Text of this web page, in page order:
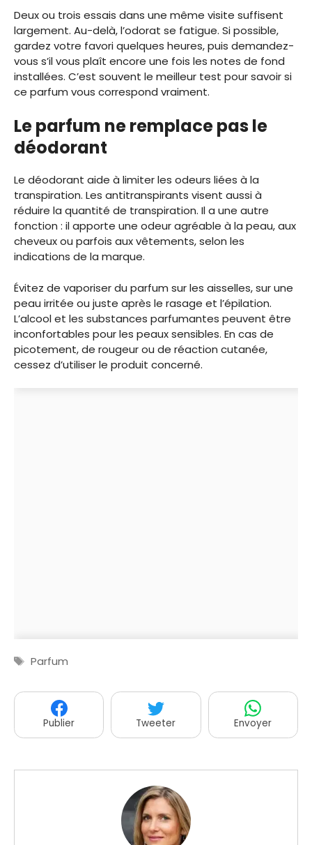
Deux ou trois essais dans une même visite suffisent
largement. Au-delà, l’odorat se fatigue. Si possible,
gardez votre favori quelques heures, puis demandez-
vous s’il vous plaît encore une fois les notes de fond
installées. C’est souvent le meilleur test pour savoir si
ce parfum vous correspond vraiment.
Le parfum ne remplace pas le
déodorant
Le déodorant aide à limiter les odeurs liées à la
transpiration. Les antitranspirants visent aussi à
réduire la quantité de transpiration. Il a une autre
fonction : il apporte une odeur agréable à la peau, aux
cheveux ou parfois aux vêtements, selon les
indications de la marque.
Évitez de vaporiser du parfum sur les aisselles, sur une
peau irritée ou juste après le rasage et l’épilation.
L’alcool et les substances parfumantes peuvent être
inconfortables pour les peaux sensibles. En cas de
picotement, de rougeur ou de réaction cutanée,
cessez d’utiliser le produit concerné.
Étiquettes
Parfum
Publier Tweeter Envoyer